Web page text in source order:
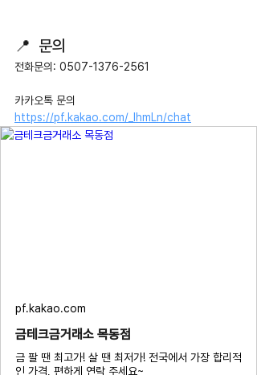
📍  문의
전화문의: 0507-1376-2561
카카오톡 문의
https://pf.kakao.com/_IhmLn/chat
pf.kakao.com
금테크금거래소 목동점
금 팔 땐 최고가! 살 땐 최저가! 전국에서 가장 합리적
인 가격, 편하게 연락 주세요~